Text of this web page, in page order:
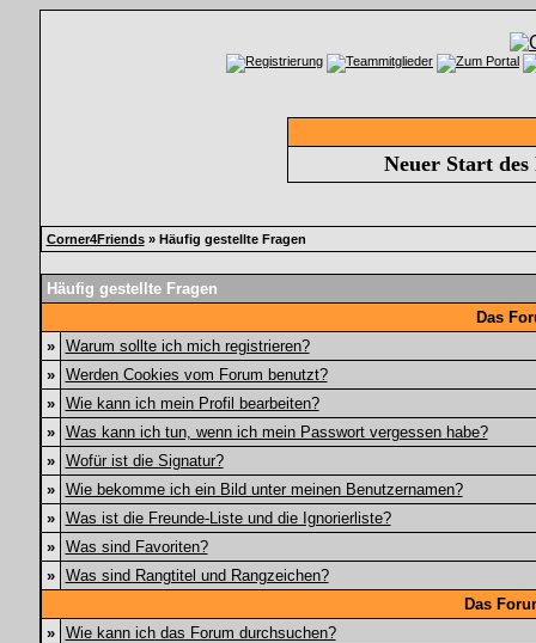
Neuer Start
Corner4Friends» Häufig gestellte Fragen
Häufig gestellte Fragen
Das
»
Warum sollte ich mich registrieren?
»
Werden Cookies vom Forum benutzt?
»
Wie kann ich mein Profil bearbeiten?
»
Was kann ich tun, wenn ich mein Passwort vergessen habe?
»
Wofür ist die Signatur?
»
Wie bekomme ich ein Bild unter meinen Benutzernamen?
»
Was ist die Freunde-Liste und die Ignorierliste?
»
Was sind Favoriten?
»
Was sind Rangtitel und Rangzeichen?
Das
»
Wie kann ich das Forum durchsuchen?